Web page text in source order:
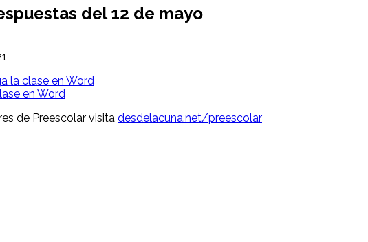
del 12 de mayo
la clase en Word
en Word
de Preescolar visita desdelacuna.net/preescolar